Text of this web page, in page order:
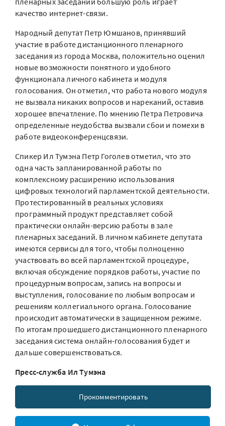
качество интернет-связи.
Народный депутат Петр Юмшанов, принявший
участие в работе дистанционного пленарного
заседания из города Москва, положительно оценил
новые возможности понятного и удобного
функционала личного кабинета и модуля
голосования. Он отметил, что работа нового модуля
не вызвала никаких вопросов и нареканий, оставив
хорошее впечатление. По мнению Петра Петровича
определенные неудобства вызвали сбои и помехи в
работе видеоконференцсвязи.
Спикер Ил Тумэна Петр Гоголев отметил, что это
одна часть запланированной работы по
комплексному расширению использования
цифровых технологий парламентской деятельности.
Протестированный в реальных условиях
программный продукт представляет собой
практически онлайн-версию работы в зале
пленарных заседаний. В личном кабинете депутата
имеются сервисы для того, чтобы полноценно
участвовать во всей парламентской процедуре,
включая обсуждение порядков работы, участие по
процедурным вопросам, запись на вопросы и
выступления, голосование по любым вопросам и
решениям коллегиального органа. Голосование
происходит автоматически в защищенном режиме.
По итогам прошедшего дистанционного пленарного
заседания система онлайн-голосования будет и
дальше совершенствоваться.
Пресс-служба Ил Тумэна
Прокомментировать